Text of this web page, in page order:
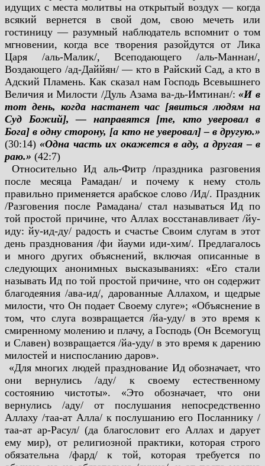
идущих с места молитвы на открытый воздух — когда
всякий вернется в свой дом, свою мечеть или
гостиницу — разумный наблюдатель вспомнит о том
мгновении, когда все творения разойдутся от Лика
Царя /аль-Малик/, Всеподающего /аль-Маннан/,
Воздающего /ад-Даййян/ — кто в Райский Сад, а кто в
Адский Пламень. Как сказал нам Господь Всевышнего
Величия и Милости /Дуль Азама ва-дь-Имтинан/:«И в
тот день, когда настанет час [явиться людям на
Суд Божий], — направятся [те, кто уверовал в
Бога] в одну сторону, [а кто не уверовал] – в другую.»
(30:14)«Одна часть их окажется в аду, а другая – в
раю.» (42:7)
Относительно Ид аль-Фитр /праздника разговения
после месяца Рамадан/ и почему к нему столь
правильно применяется арабское слово /Ид/. Праздник
/Разговения после Рамадана/ стал называться Ид по
той простой причине, что Аллах восстанавливает /йу-
иду: йу-ид-ду/ радость и счастье Своим слугам в этот
день празднования /фи йауми иди-хим/. Предлагалось
и много других объяснений, включая описанные в
следующих анонимных высказываниях: «Его стали
называть Ид по той простой причине, что он содержит
благодеяния /ава-ид/, дарованные Аллахом, и щедрые
милости, что Он подает Своему слуге»; «Объяснение в
том, что слуга возвращается /йа-уду/ в это время к
смиренному молению и плачу, а Господь (Он Всемогущ
и Славен) возвращается /йа-уду/ в это время к дарению
милостей и ниспосланию даров».
«Для многих людей празднование Ид обозначает, что
они вернулись /аду/ к своему естественному
состоянию чистоты». «Это обозначает, что они
вернулись /аду/ от послушания непосредственно
Аллаху /таа-ат Алла/ к послушанию его Посланнику /
таа-ат ар-Расул/ (да благословит его Аллах и дарует
ему мир), от религиозной практики, которая строго
обязательна /фард/ к той, которая требуется по